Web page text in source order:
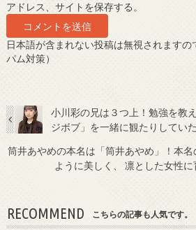
アドレス、サイトを保存する。
日本語が含まれない投稿は無視されますの
パム対策）
小川彩の兄は３つ上！勉強を教
ジボブ」を一緒に観たりしていた
筒井あやめの本名は「筒井あやめ」！本
ように美しく、 凛とした女性に
RECOMMEND こちらの記事も人気です。